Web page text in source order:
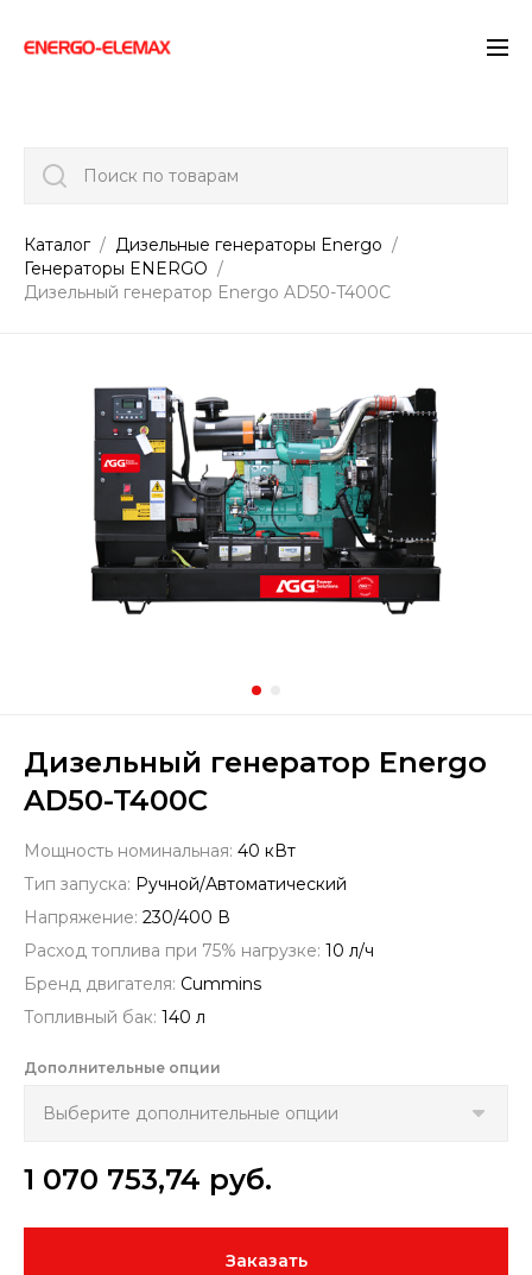
Поиск по товарам
Каталог
Дизельные генераторы Energo
Генераторы ENERGO
Дизельный генератор Energo AD50-T400C
Дизельный генератор Energo
AD50-T400C
Мощность номинальная: 40 кВт
Тип запуска: Ручной/Автоматический
Напряжение: 230/400 В
Расход топлива при 75% нагрузке: 10 л/ч
Бренд двигателя: Cummins
Топливный бак: 140 л
Дополнительные опции
1 070 753,74 руб.
Заказать